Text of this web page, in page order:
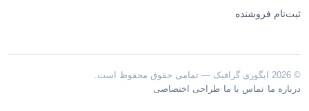
ثبت‌نام فروشنده
© 2026 ایگوری گرافیک — تمامی حقوق محفوظ است.
درباره ما ·تماس با ما ·طراحی اختصاصی